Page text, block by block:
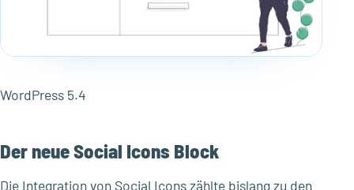
WordPress 5.4
Der neue Social Icons Block
Die Integration von Social Icons zählte bislang zu den